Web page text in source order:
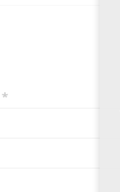
*